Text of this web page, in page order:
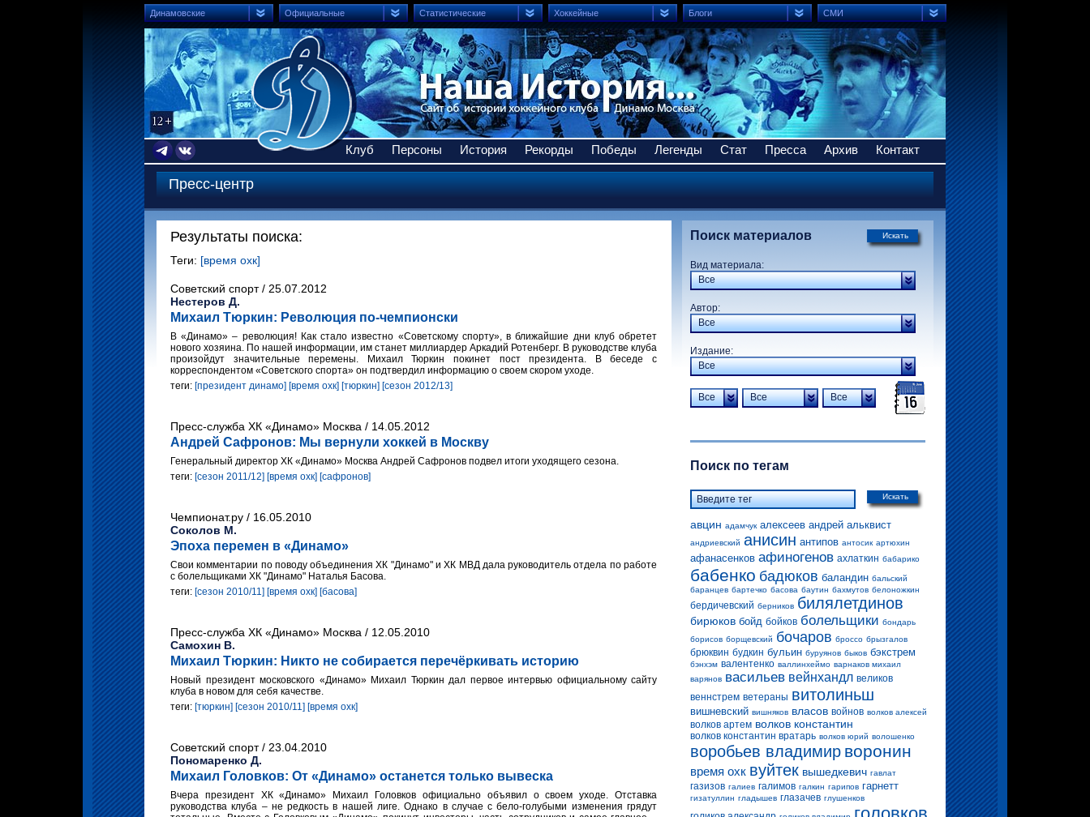
Динамовские Официальные Статистические Хоккейные Блоги СМИ
Клуб Персоны История Рекорды Победы Легенды Стат Пресса Архив Контакт
Пресс-центр
Результаты поиска:
Теги: [время охк]
Советский спорт / 25.07.2012
Нестеров Д.
Михаил Тюркин: Революция по-чемпионски
В «Динамо» – революция! Как стало известно «Советскому спорту», в ближайшие дни клуб обретет
нового хозяина. По нашей информации, им станет миллиардер Аркадий Ротенберг. В руководстве клуба
произойдут значительные перемены. Михаил Тюркин покинет пост президента. В беседе с
корреспондентом «Советского спорта» он подтвердил информацию о своем скором уходе.
теги: [президент динамо] [время охк] [тюркин] [сезон 2012/13]
Пресс-служба ХК «Динамо» Москва / 14.05.2012
Андрей Сафронов: Мы вернули хоккей в Москву
Генеральный директор ХК «Динамо» Москва Андрей Сафронов подвел итоги уходящего сезона.
теги: [сезон 2011/12] [время охк] [сафронов]
Чемпионат.ру / 16.05.2010
Соколов М.
Эпоха перемен в «Динамо»
Свои комментарии по поводу объединения ХК "Динамо" и ХК МВД дала руководитель отдела по работе
с болельщиками ХК "Динамо" Наталья Басова.
теги: [сезон 2010/11] [время охк] [басова]
Пресс-служба ХК «Динамо» Москва / 12.05.2010
Самохин В.
Михаил Тюркин: Никто не собирается перечёркивать историю
Новый президент московского «Динамо» Михаил Тюркин дал первое интервью официальному сайту
клуба в новом для себя качестве.
теги: [тюркин] [сезон 2010/11] [время охк]
Советский спорт / 23.04.2010
Пономаренко Д.
Михаил Головков: От «Динамо» останется только вывеска
Вчера президент ХК «Динамо» Михаил Головков официально объявил о своем уходе. Отставка
руководства клуба – не редкость в нашей лиге. Однако в случае с бело-голубыми изменения грядут
Искать
Поиск материалов
Вид материала:
Все
Автор:
Все
Издание:
Все
Все Все Все
Поиск по тегам
Искать
авцин адамчук алексеев андрей альквист
андриевский анисин антипов антосик артюхин
афанасенков афиногенов ахлаткин бабарико
бабенко бадюков баландин бальский
баранцев бартечко басова баутин бахмутов белоножкин
бердичевский берников билялетдинов
бирюков бойд бойков болельщики бондарь
борисов борщевский бочаров броссо брызгалов
брюквин будкин бульин буруянов быков бэкстрем
бэнхэм валентенко валлинхеймо варнаков михаил
варянов васильев вейнхандл великов
веннстрем ветераны витолиньш
вишневский вишняков власов войнов волков алексей
волков артем волков константин
волков константин вратарь волков юрий волошенко
воробьев владимир воронин
время охк вуйтек вышедкевич гавлат
газизов галиев галимов галкин гарипов гарнетт
гизатуллин гладышев глазачев глушенков